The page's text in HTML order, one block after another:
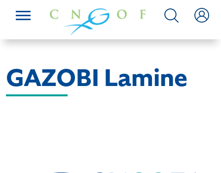
GAZOBI Lamine